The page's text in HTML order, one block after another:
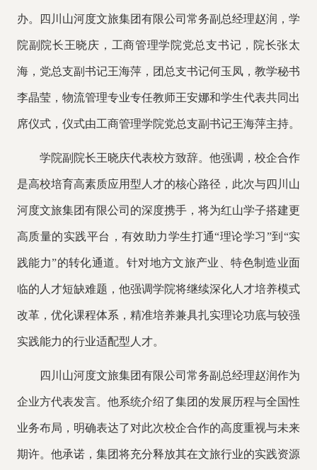
办。四川山河度文旅集团有限公司常务副总经理赵润，学
院副院长王晓庆，工商管理学院党总支书记，院长张太
海，党总支副书记王海萍，团总支书记何玉凤，教学秘书
李晶莹，物流管理专业专任教师王安娜和学生代表共同出
席仪式，仪式由工商管理学院党总支副书记王海萍主持。
学院副院长王晓庆代表校方致辞。他强调，校企合作
是高校培育高素质应用型人才的核心路径，此次与四川山
河度文旅集团有限公司的深度携手，将为红山学子搭建更
高质量的实践平台，有效助力学生打通“理论学习”到“实
践能力”的转化通道。针对地方文旅产业、特色制造业面
临的人才短缺难题，他强调学院将继续深化人才培养模式
改革，优化课程体系，精准培养兼具扎实理论功底与较强
实践能力的行业适配型人才。
四川山河度文旅集团有限公司常务副总经理赵润作为
企业方代表发言。他系统介绍了集团的发展历程与全国性
业务布局，明确表达了对此次校企合作的高度重视与未来
期许。他承诺，集团将充分释放其在文旅行业的实践资源